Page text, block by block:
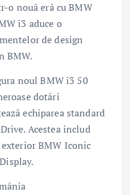
o nouă eră cu BMW
i3 aduce o
de design
BMW.
noul BMW i3 50
dotări
echiparea standard
Acestea includ
BMW Iconic